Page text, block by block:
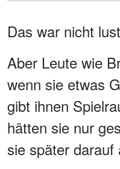
Das war nicht
Aber Leute wie
wenn sie etwas
gibt ihnen
hätten sie nur
sie später darauf